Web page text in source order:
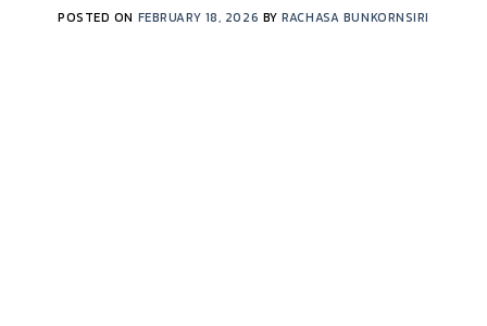
POSTED ON FEBRUARY 18, 2026 BYRACHASA BUNKORNSIRI